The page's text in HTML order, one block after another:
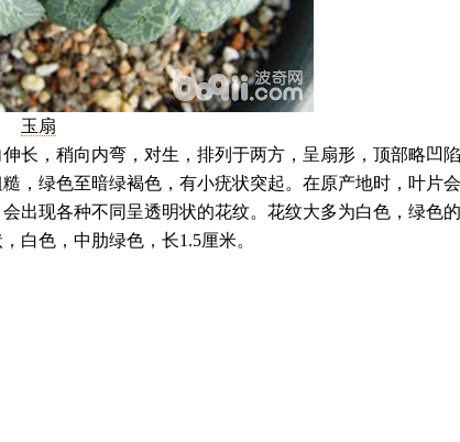
玉扇
，稍向内弯，对生，排列于两方，呈扇形，顶部略凹
，绿色至暗绿褐色，有小疣状突起。在原产地时，叶片
出现各种不同呈透明状的花纹。花纹大多为白色，绿色
白色，中肋绿色，长1.5厘米。